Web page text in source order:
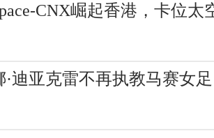
CNX崛起香港，卡位太
迪亚克雷不再执教马赛女足